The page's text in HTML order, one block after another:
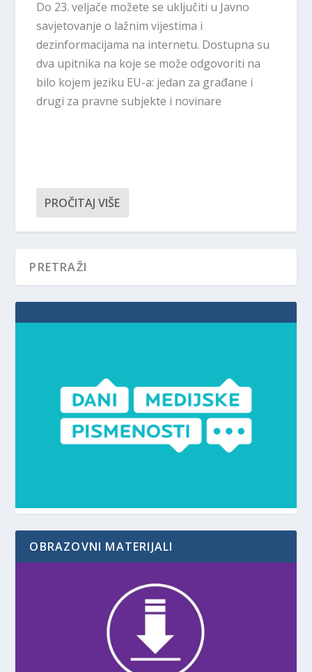
Do 23. veljače možete se uključiti u Javno
savjetovanje o lažnim vijestima i
dezinformacijama na internetu. Dostupna su
dva upitnika na koje se može odgovoriti na
bilo kojem jeziku EU-a: jedan za građane i
drugi za pravne subjekte i novinare
PROČITAJ VIŠE
OBRAZOVNI MATERIJALI